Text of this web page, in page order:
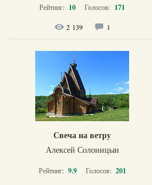
Рейтинг: 10 Голосов: 171
2 139 1
Свеча на ветру
Алексей Солоницын
Рейтинг: 9.9 Голосов: 201